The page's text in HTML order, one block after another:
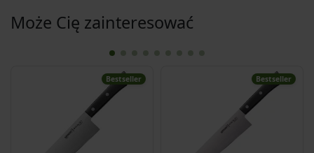
Może Cię zainteresować
Bestseller Bestseller